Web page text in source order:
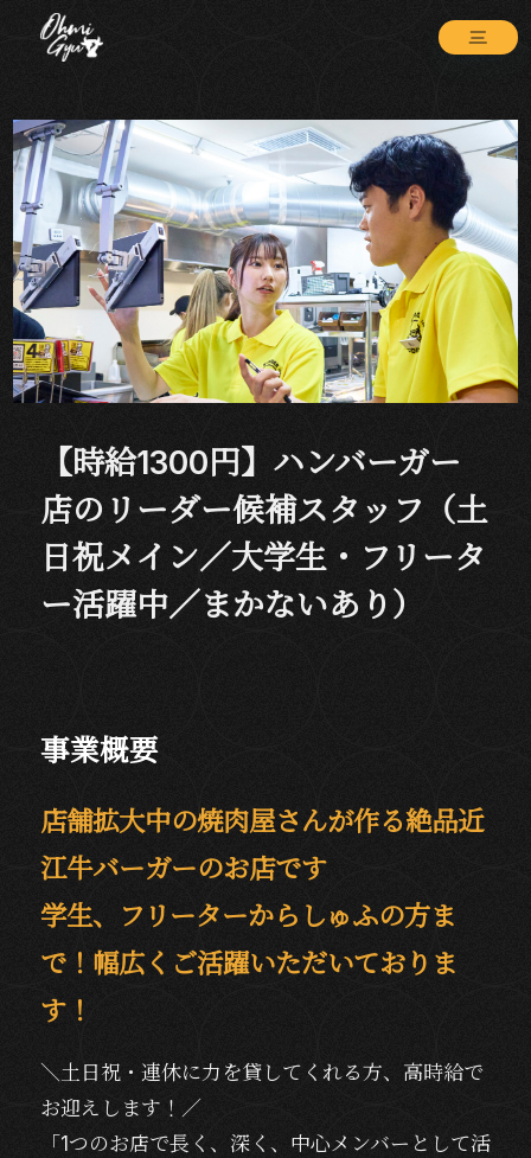
【時給1300円】ハンバーガー
店のリーダー候補スタッフ（土
日祝メイン／大学生・フリータ
ー活躍中／まかないあり）
事業概要
店舗拡大中の焼肉屋さんが作る絶品近
江牛バーガーのお店です
学生、フリーターからしゅふの方ま
で！幅広くご活躍いただいておりま
す！
＼土日祝・連休に力を貸してくれる方、高時給で
お迎えします！／
「1つのお店で長く、深く、中心メンバーとして活